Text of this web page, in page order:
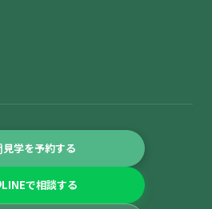
見学を予約する
LINEで相談する